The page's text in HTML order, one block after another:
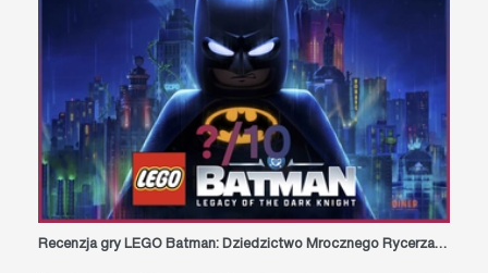
Recenzja gry LEGO Batman: Dziedzictwo Mrocznego Rycerza - klockowy Arkham pełen miłości do Batmana